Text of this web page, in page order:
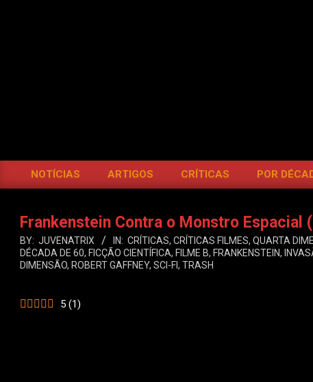
Primary
Menu
NOTÍCIAS ARTIGOS CRÍTICAS POR
Frankenstein Contra o Monstro Espacial
BY: JUVENATRIX IN: CRÍTICAS, CRÍTICAS FILMES, QUARTA
DÉCADA DE 60, FICÇÃO CIENTÍFICA, FILME B, FRANKENSTEIN,
DIMENSÃO, ROBERT GAFFNEY, SCI-FI, TRASH
5 (1)